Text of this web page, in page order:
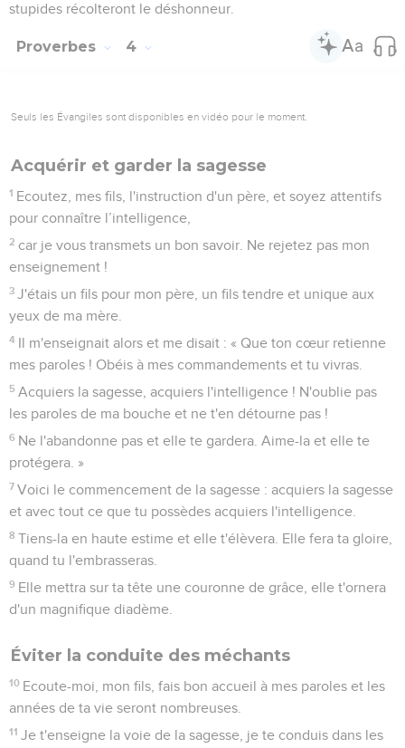
stupides récolteront le déshonneur.
Proverbes 4
Seuls les Évangiles sont disponibles en vidéo pour le moment.
Acquérir et garder la sagesse
1 Ecoutez, mes fils, l'instruction d'un père, et soyez attentifs
pour connaître l’intelligence,
2 car je vous transmets un bon savoir. Ne rejetez pas mon
enseignement !
3 J'étais un fils pour mon père, un fils tendre et unique aux
yeux de ma mère.
4 Il m'enseignait alors et me disait : « Que ton cœur retienne
mes paroles ! Obéis à mes commandements et tu vivras.
5 Acquiers la sagesse, acquiers l'intelligence ! N'oublie pas
les paroles de ma bouche et ne t'en détourne pas !
6 Ne l'abandonne pas et elle te gardera. Aime-la et elle te
protégera. »
7 Voici le commencement de la sagesse : acquiers la sagesse
et avec tout ce que tu possèdes acquiers l'intelligence.
8 Tiens-la en haute estime et elle t'élèvera. Elle fera ta gloire,
quand tu l'embrasseras.
9 Elle mettra sur ta tête une couronne de grâce, elle t'ornera
d'un magnifique diadème.
Éviter la conduite des méchants
10 Ecoute-moi, mon fils, fais bon accueil à mes paroles et les
années de ta vie seront nombreuses.
11 Je t'enseigne la voie de la sagesse, je te conduis dans les